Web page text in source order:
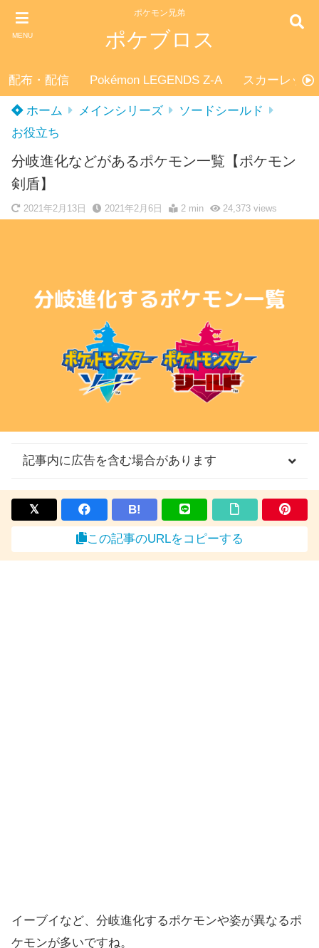
MENU
ポケモン兄弟
ポケブロス
配布・配信 Pokémon LEGENDS Z-A スカーレッ
ホーム メインシリーズ
ソードシールド
お役立ち
分岐進化などがあるポケモン一覧【ポケモン
剣盾】
2021年2月13日 2021年2月6日 2 min 24,373views
記事内に広告を含む場合があります
B!
この記事のURLをコピーする
イーブイなど、分岐進化するポケモンや姿が異なるポ
ケモンが多いですね。